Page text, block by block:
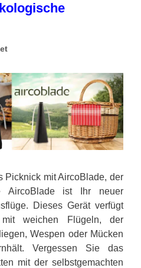
Picknick mit AircoBlade, der
AircoBlade ist Ihr neuer
Dieses Gerät verfügt
weichen Flügeln, der
Wespen oder Mücken
Vergessen Sie das
mit der selbstgemachten